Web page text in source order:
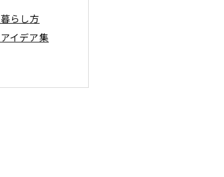
らし方
イデア集
力とは
傾向
践法